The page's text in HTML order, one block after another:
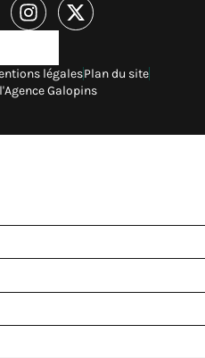
légalesPlan du site
Galopins